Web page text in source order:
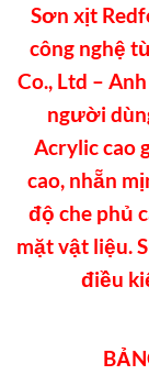
Sơn xịt
công nghệ
Co., Ltd –
người
Acrylic cao
cao, nhẵn
độ che phủ
mặt vật liệu.
điều